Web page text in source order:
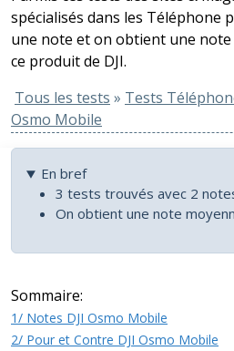
spécialisés dans les Téléphone
une note et on obtient une
ce produit de DJI.
Tous les tests » Tests
Osmo Mobile
En bref
3 tests trouvés avec 2
On obtient une note
Sommaire:
1/ Notes DJI Osmo Mobile
2/ Pour et Contre DJI Osmo Mobile